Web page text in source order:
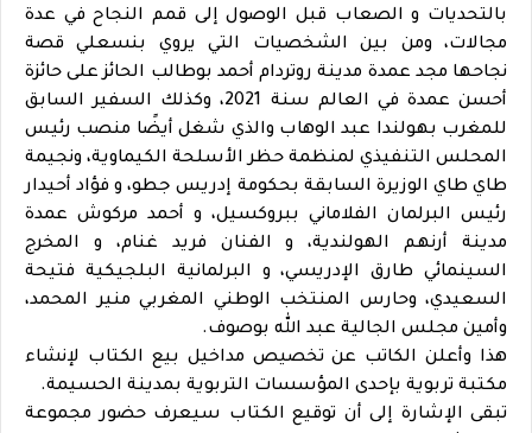
بالتحديات و الصعاب قبل الوصول إلى قمم النجاح في عدة
مجالات، ومن بين الشخصيات التي يروي بنسعلي قصة
نجاحها مجد عمدة مدينة روتردام أحمد بوطالب الحائز على حائزة
أحسن عمدة في العالم سنة 2021، وكذلك السفير السابق
للمغرب بهولندا عبد الوهاب والذي شغل أيضًا منصب رئيس
المحلس التنفيذي لمنظمة حظر الأسلحة الكيماوية، ونجيمة
طاي طاي الوزيرة السابقة بحكومة إدريس جطو، و فؤاد أحيدار
رئيس البرلمان الفلاماني ببروكسيل، و أحمد مركوش عمدة
مدينة أرنهم الهولندية، و الفنان فريد غنام، و المخرج
السينمائي طارق الإدريسي، و البرلمانية البلجيكية فتيحة
السعيدي، وحارس المنتخب الوطني المغربي منير المحمد،
وأمين مجلس الجالية عبد الله بوصوف.
هذا وأعلن الكاتب عن تخصيص مداخيل بيع الكتاب لإنشاء
مكتبة تربوية بإحدى المؤسسات التربوية بمدينة الحسيمة.
تبقى الإشارة إلى أن توقيع الكتاب سيعرف حضور مجموعة